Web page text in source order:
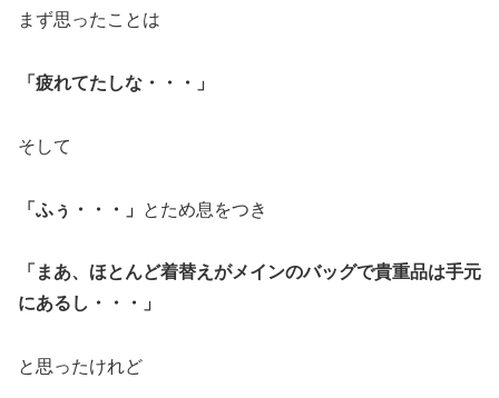
まず思ったことは
「疲れてたしな・・・」
そして
「ふぅ・・・」 とため息をつき
「まあ、ほとんど着替えがメインのバッグで貴重品は手元
にあるし・・・」
と思ったけれど